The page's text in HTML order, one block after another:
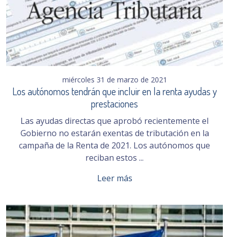
miércoles 31 de marzo de 2021
Los autónomos tendrán que incluir en la renta ayudas y
prestaciones
Las ayudas directas que aprobó recientemente el
Gobierno no estarán exentas de tributación en la
campaña de la Renta de 2021. Los autónomos que
reciban estos ...
Leer más